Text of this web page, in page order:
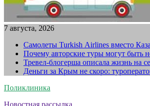
7 августа, 2026
Самолеты Turkish Airlines вместо
Почему авторские туры могут быть
Тревел-блогерша описала жизнь на
Деньги за Крым не скоро:
Поликлиника
Новостная рассылка